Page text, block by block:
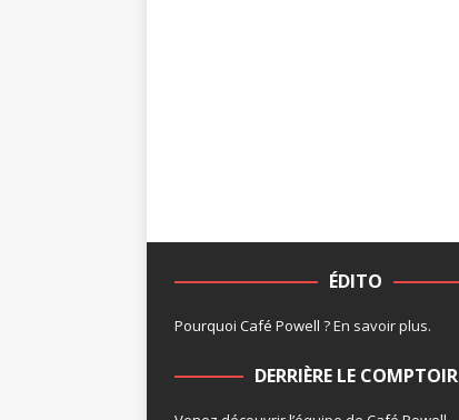
ÉDITO
Pourquoi Café Powell ?En savoir plus.
DERRIÈRE LE COMPTOIR